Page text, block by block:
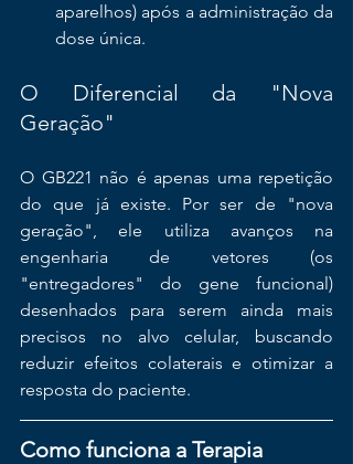
aparelhos) após a administração da
dose única.
O Diferencial da "Nova
Geração"
O GB221 não é apenas uma repetição
do que já existe. Por ser de "nova
geração", ele utiliza avanços na
engenharia de vetores (os
"entregadores" do gene funcional)
desenhados para serem ainda mais
precisos no alvo celular, buscando
reduzir efeitos colaterais e otimizar a
resposta do paciente.
Como funciona a Terapia